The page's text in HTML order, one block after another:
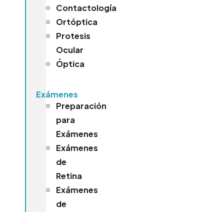
Contactología
Ortóptica
Protesis
Ocular
Óptica
Exámenes
Preparación
para
Exámenes
Exámenes
de
Retina
Exámenes
de